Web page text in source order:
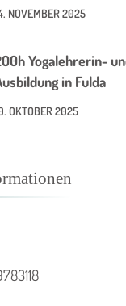
NOVEMBER 2025
Yogalehrerin-
in Fulda
OKTOBER 2025